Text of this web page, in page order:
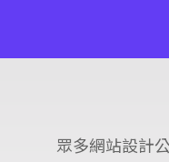
眾多網站設計